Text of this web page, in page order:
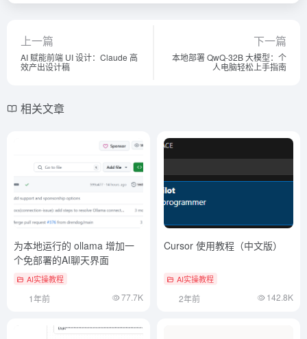
上一篇
AI 赋能前端 UI 设计：Claude 高
效产出设计稿
下一篇
本地部署 QwQ-32B 大模型：个
人电脑轻松上手指南
相关文章
为本地运行的 ollama 增加一
个免部署的AI聊天界面
AI实操教程
1年前 77.7K
Cursor 使用教程（中文版）
AI实操教程
2年前 142.8K